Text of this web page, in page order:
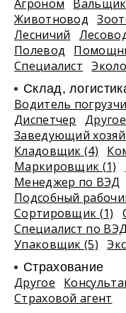
Агроном Вальщик
Животновод
Лесничий
Полевод
Специалист
Склад,
Водитель
Диспетчер
Другое
Заведующий
Кладовщик (4)
Маркировщик (1)
Менеджер по ВЭД
Подсобный
Сортировщик (1)
Специалист по ВЭД
Упаковщик (5)
Страхование
Другое
Страховой агент